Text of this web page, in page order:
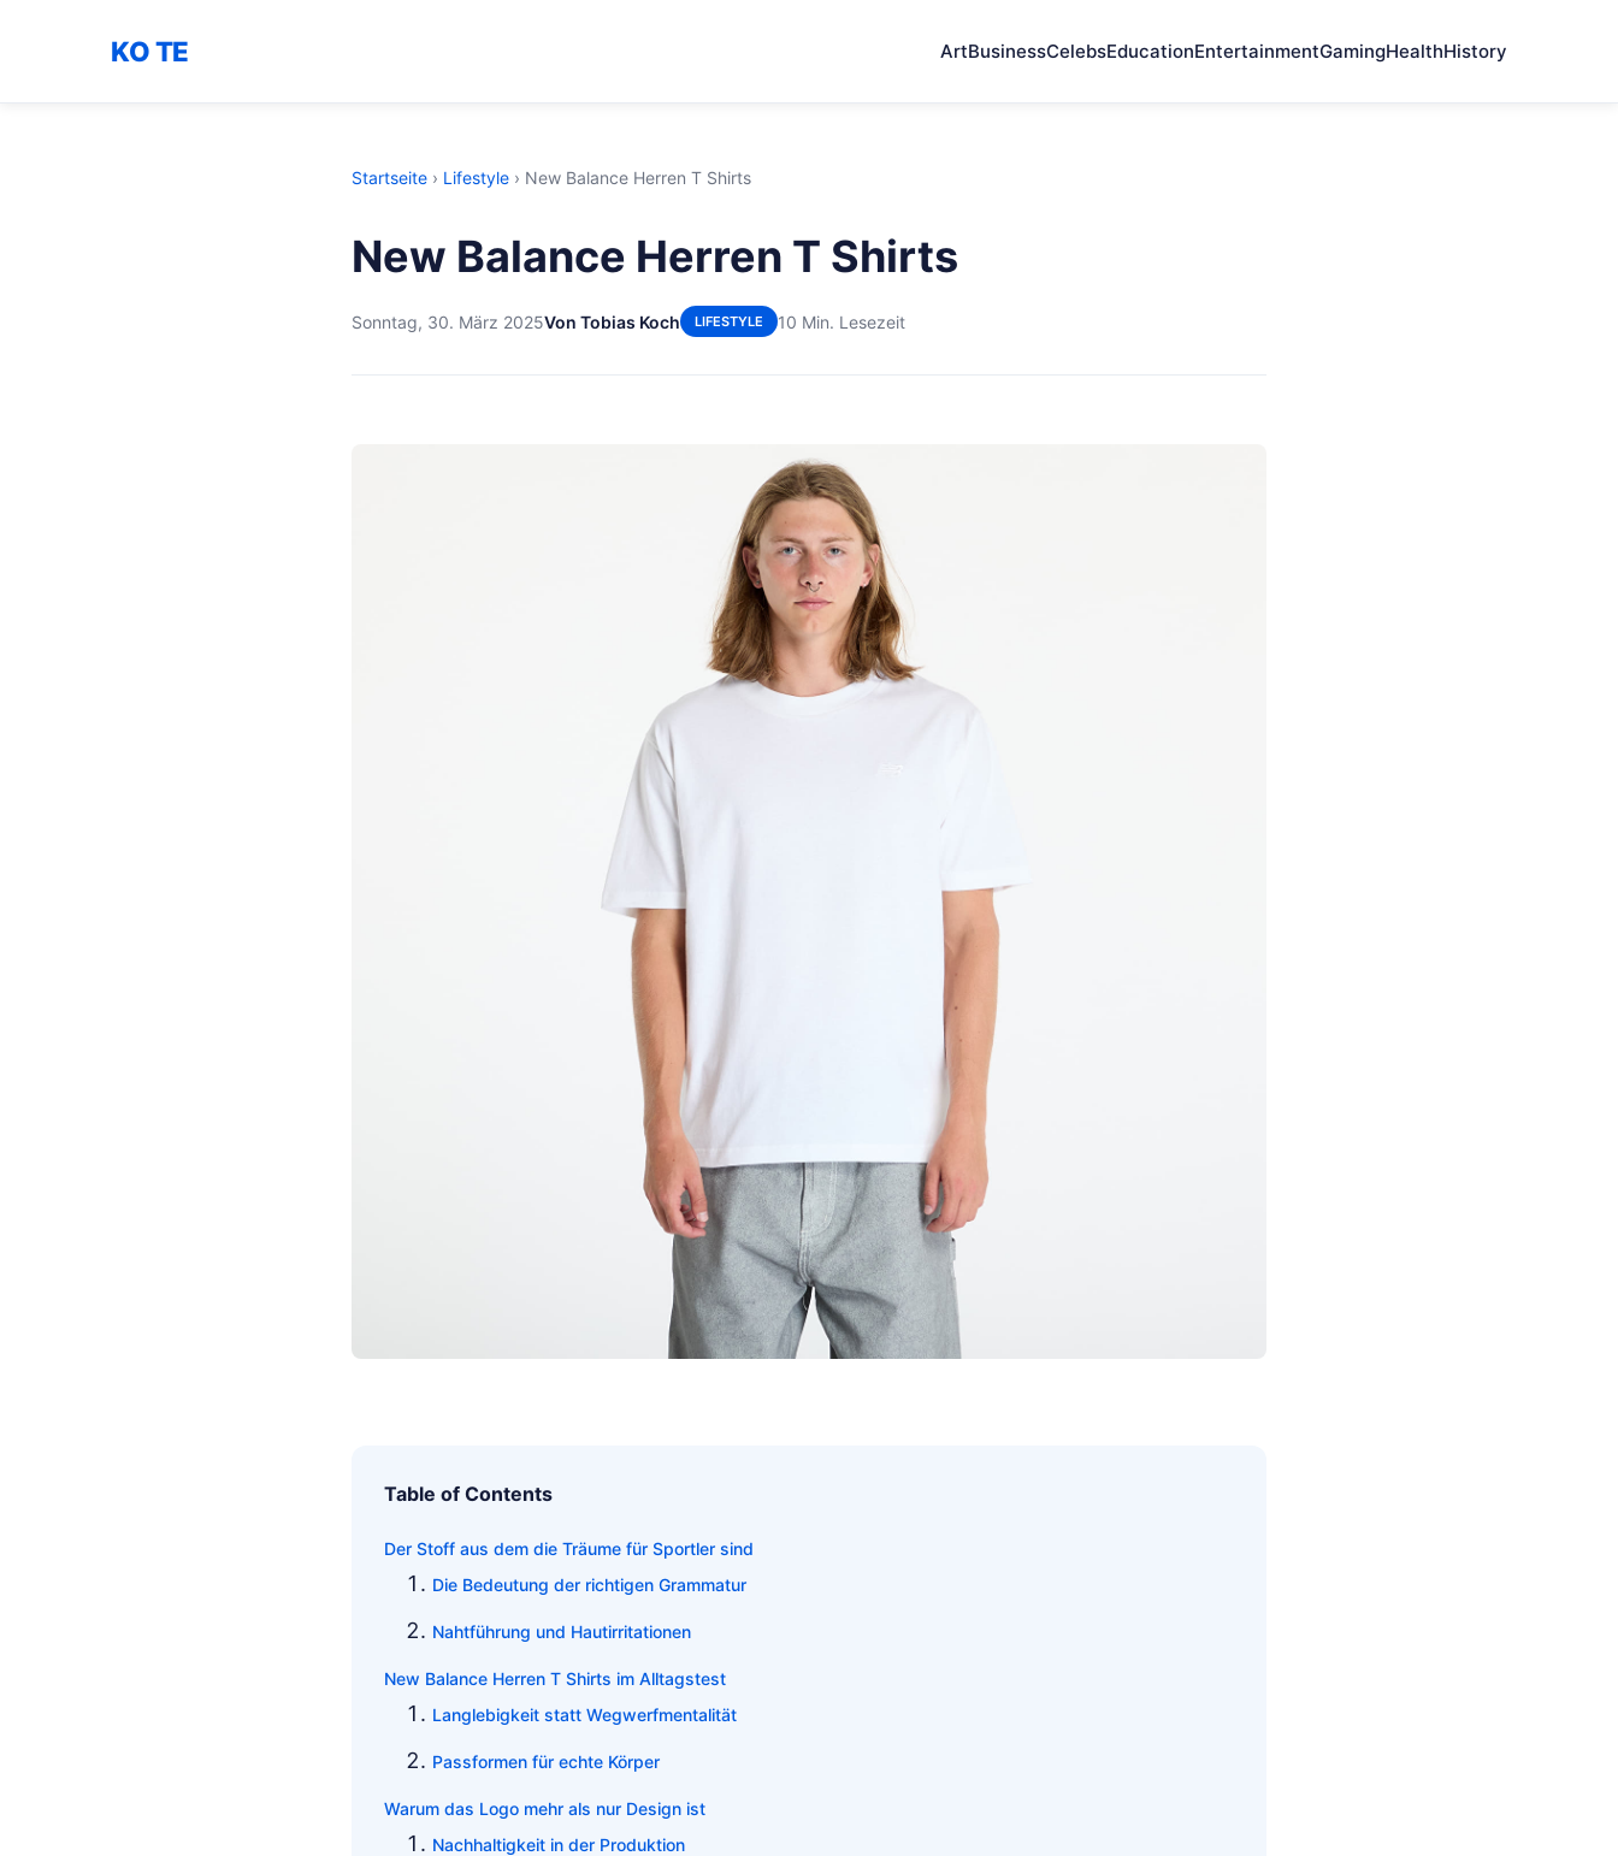
KO TE ArtBusinessCelebsEducationEntertainmentGamingHealthHistory
Startseite › Lifestyle › New Balance Herren T Shirts
New Balance Herren T Shirts
Sonntag, 30. März 2025Von Tobias Koch LIFESTYLE 10 Min. Lesezeit
Table of Contents
Der Stoff aus dem die Träume für Sportler sind
Die Bedeutung der richtigen Grammatur
Nahtführung und Hautirritationen
New Balance Herren T Shirts im Alltagstest
Langlebigkeit statt Wegwerfmentalität
Passformen für echte Körper
Warum das Logo mehr als nur Design ist
Nachhaltigkeit in der Produktion